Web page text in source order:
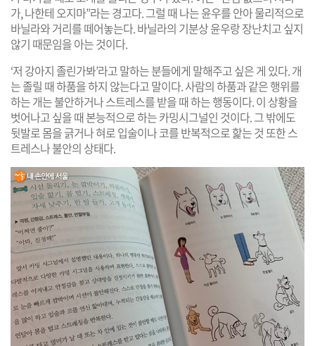
가, 나한테 오지마”라는 경고다. 그럴 때 나는 윤우를 안아 물리적으로
바닐라와 거리를 떼어놓는다. 바닐라의 기분상 윤우랑 장난치고 싶지
않기 때문임을 아는 것이다.
‘저 강아지 졸린가봐’라고 말하는 분들에게 말해주고 싶은 게 있다. 개
는 졸릴 때 하품을 하지 않는다고 말이다. 사람의 하품과 같은 행위를
하는 개는 불안하거나 스트레스를 받을 때 하는 행동이다. 이 상황을
벗어나고 싶을 때 본능적으로 하는 카밍시그널인 것이다. 그 밖에도
뒷발로 몸을 긁거나 혀로 입술이나 코를 반복적으로 핥는 것 또한 스
트레스나 불안의 상태다.